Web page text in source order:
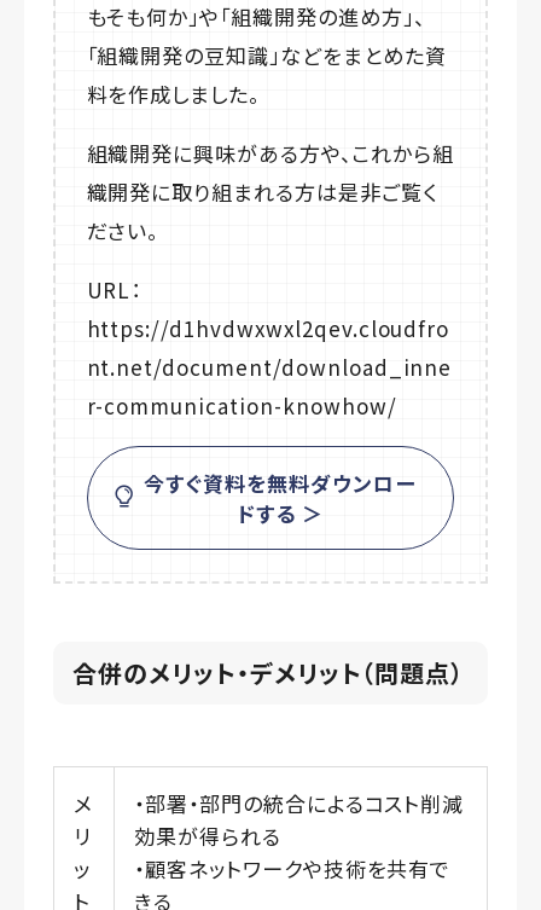
もそも何か」や「組織開発の進め方」、
「組織開発の豆知識」などをまとめた資
料を作成しました。
組織開発に興味がある方や、これから組
織開発に取り組まれる方は是非ご覧く
ださい。
URL：
https://d1hvdwxwxl2qev.cloudfro
nt.net/document/download_inne
r-communication-knowhow/
今すぐ資料を無料ダウンロー
ドする ＞
合併のメリット・デメリット（問題点）
メ
リ
ッ
ト
・部署・部門の統合によるコスト削減
効果が得られる
・顧客ネットワークや技術を共有で
きる